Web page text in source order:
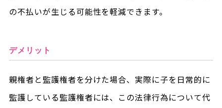
の不払いが生じる可能性を軽減できます。
デメリット
親権者と監護権者を分けた場合、実際に子を日常的に
監護している監護権者には、この法律行為について代